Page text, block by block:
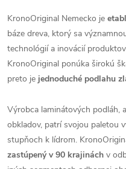
KronoOriginal Nemecko je
báze dreva, ktorý sa
technológií a inovácií
KronoOriginal ponúka širokú
preto je jednoduché podlahu
Výrobca laminátových podláh,
obkladov, patrí svojou paletou
stupňoch k lídrom.
zastúpený v 90 krajinách v